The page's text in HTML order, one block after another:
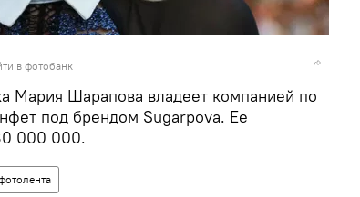
в фотобанк
Мария Шарапова владеет компанией по
под брендом Sugarpova. Ее
000 000.